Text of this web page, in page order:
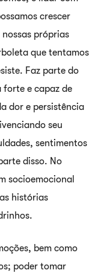
crescer
próprias
que tentamos
Faz parte do
forte e capaz de
dor e persistência
seu
sentimentos
disso. No
socioemocional
histórias
bem como
poder tomar